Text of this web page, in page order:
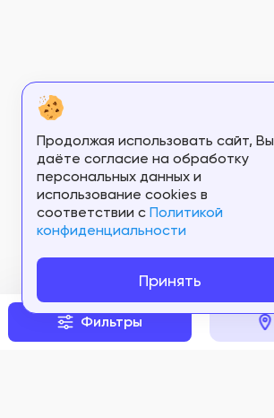
Фильтры
Продолжая использовать сайт, Вы
даёте согласие на обработку
персональных данных и
использование cookies в
соответствии c Политикой
конфиденциальности
Принять